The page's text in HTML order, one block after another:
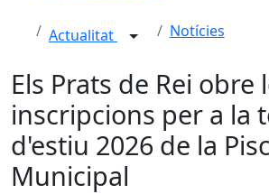
Actualitat Notícies
Els Prats de Rei obre
inscripcions per a la
d'estiu 2026 de la
Municipal